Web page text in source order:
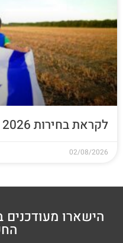
לקראת בחירות 2026
02/08/2026
הישארו